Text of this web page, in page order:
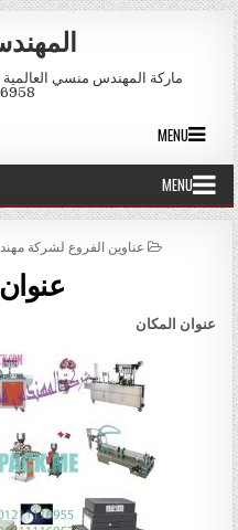
Skip to content
MENU
MENU
POSTED IN
عناوين الفروع لشركة
عنوان المكان